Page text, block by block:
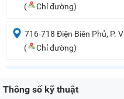
(
Chỉ đường)
716-718 Điện Biên Phủ, P.
(
Chỉ đường)
Thông số kỹ thuật